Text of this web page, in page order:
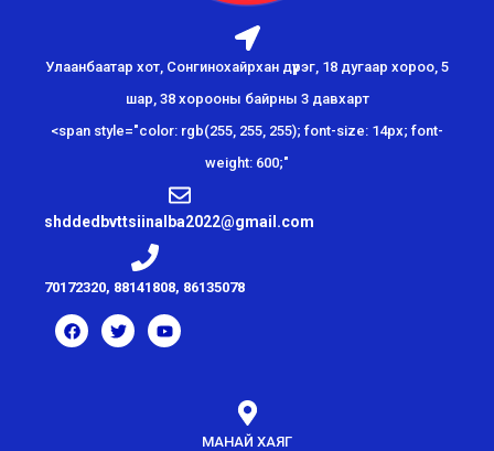
Улаанбаатар хот, Сонгинохайрхан дүүрэг, 18 дугаар хороо, 5
шар, 38 хорооны байрны 3 давхарт
<span style="color: rgb(255, 255, 255); font-size: 14px; font-
weight: 600;"
shddedbvttsiinalba2022@gmail.com
70172320, 88141808, 86135078
МАНАЙ ХАЯГ